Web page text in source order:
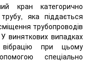
кран категорично
яка піддається
трубопроводів
виняткових випадках
при цьому
спеціально